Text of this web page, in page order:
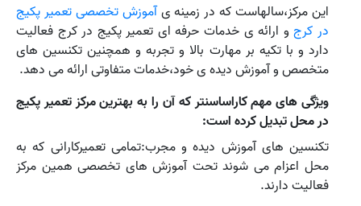
این مرکز،سالهاست که در زمینه یآموزش تخصصی تعمیر پکیج
در کرجو ارائه ی خدمات حرفه ای تعمیر پکیج در کرج فعالیت
دارد و با تکیه بر مهارت بالا و تجربه و همچنین تکنسین های
متخصص و آموزش دیده ی خود،خدمات متفاوتی ارائه می دهد.
ویژگی های مهم کاراساسنتر که آن را به بهترین مرکز تعمیر پکیج
در محل تبدیل کرده است:
تکنسین های آموزش دیده و مجرب:تمامی تعمیرکارانی که به
محل اعزام می شوند تحت آموزش های تخصصی همین مرکز
فعالیت دارند.